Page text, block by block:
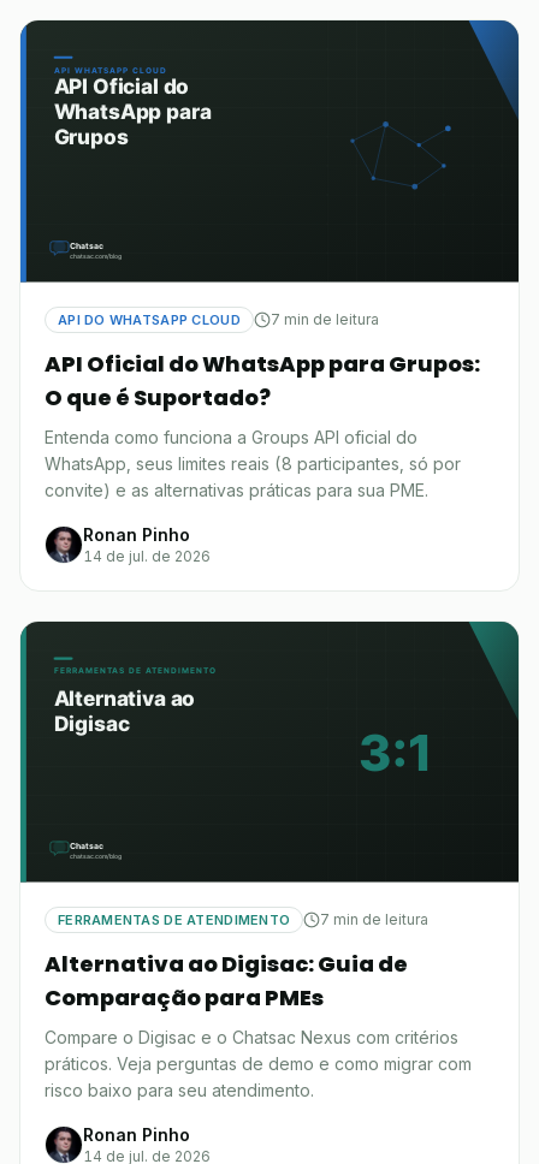
API DO WHATSAPP CLOUD 7 min de leitura
API Oficial do WhatsApp para Grupos:
O que é Suportado?
Entenda como funciona a Groups API oficial do
WhatsApp, seus limites reais (8 participantes, só por
convite) e as alternativas práticas para sua PME.
Ronan Pinho
14 de jul. de 2026
FERRAMENTAS DE ATENDIMENTO 7 min de leitura
Alternativa ao Digisac: Guia de
Comparação para PMEs
Compare o Digisac e o Chatsac Nexus com critérios
práticos. Veja perguntas de demo e como migrar com
risco baixo para seu atendimento.
Ronan Pinho
14 de jul. de 2026